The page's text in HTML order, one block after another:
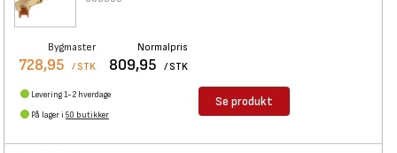
Bygmaster
728,95 / STK
Normalpris
809,95 / STK
Levering 1-2 hverdage
På lager i 50 butikker
Se produkt